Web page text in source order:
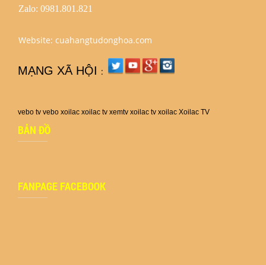
Zalo: 0981.801.821
Website: cuahangtudonghoa.com
MẠNG XÃ HỘI :
vebo tv vebo xoilac xoilac tv xemtv xoilac tv xoilac Xoilac TV
BẢN ĐỒ
FANPAGE FACEBOOK